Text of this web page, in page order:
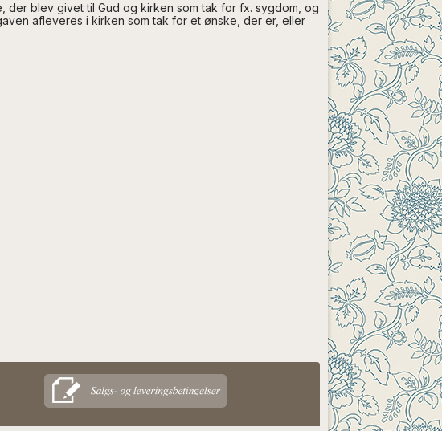
der blev givet til Gud og kirken som tak for fx. sygdom, og
afleveres i kirken som tak for et ønske, der er, eller